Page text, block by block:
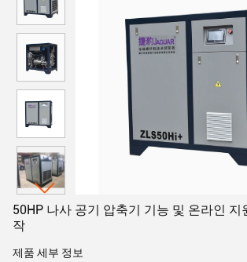
50HP 나사 공기 압축기 기능 및 온라인 지
작
제품 세부 정보